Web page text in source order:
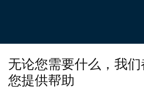
无论您需要什么，我
您提供帮助